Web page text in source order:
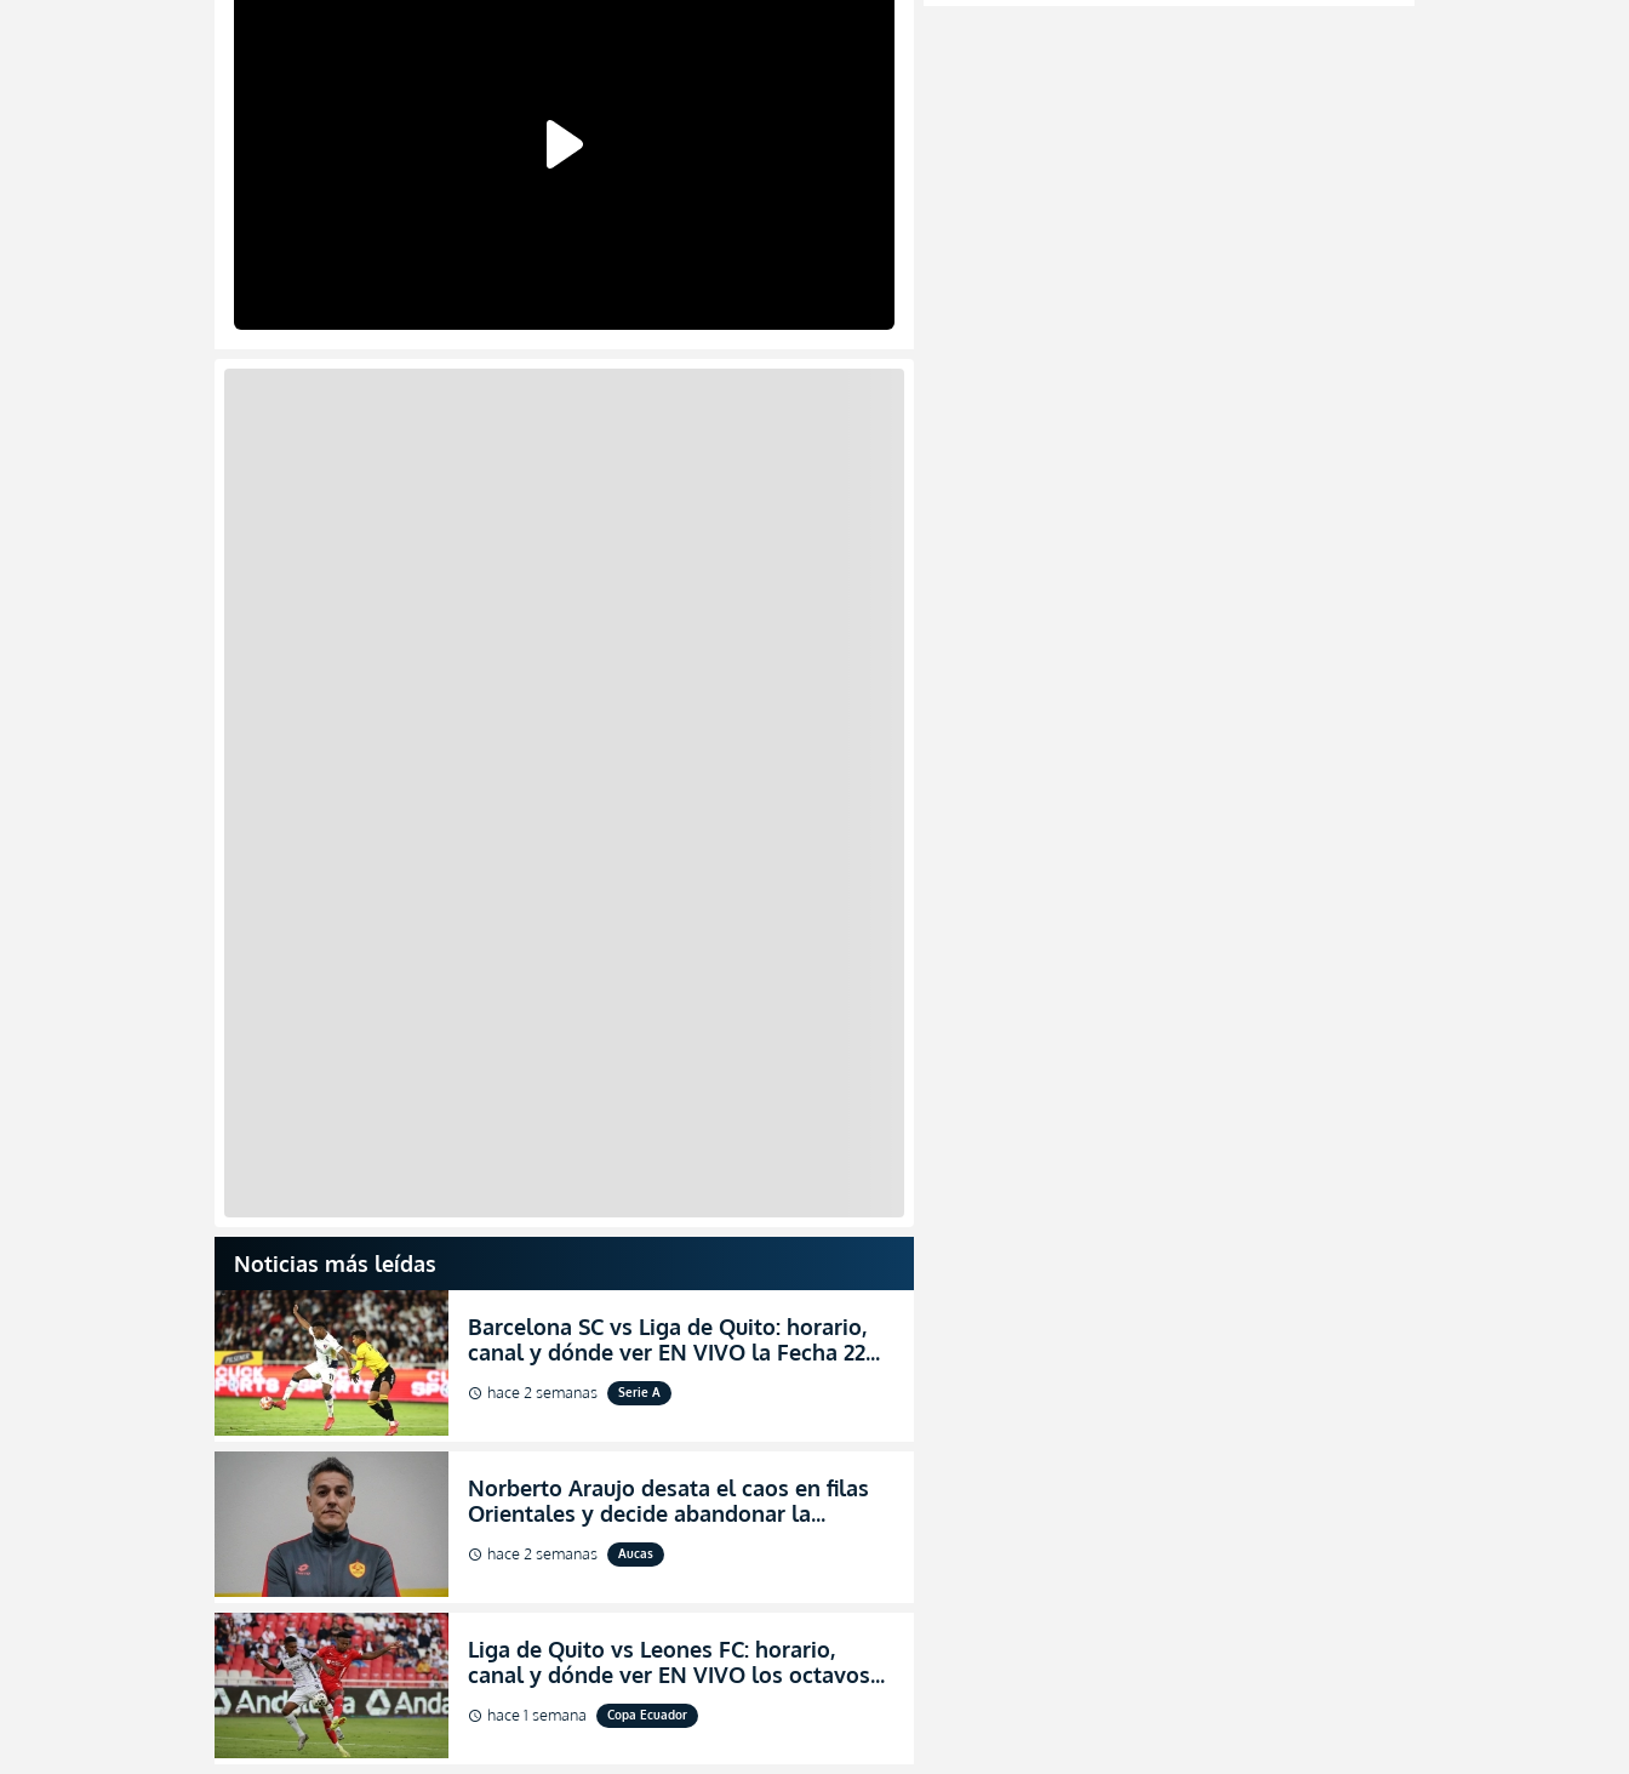
Noticias más leídas
Barcelona SC vs Liga de Quito: horario,
canal y dónde ver EN VIVO la Fecha 22
de la LigaPro 2026
schedule hace 2 semanas Serie A
Norberto Araujo desata el caos en filas
Orientales y decide abandonar la
dirección técnica de Aucas
schedule hace 2 semanas Aucas
Liga de Quito vs Leones FC: horario,
canal y dónde ver EN VIVO los octavos
de final de la Copa Ecuador 2026
schedule hace 1 semana Copa Ecuador